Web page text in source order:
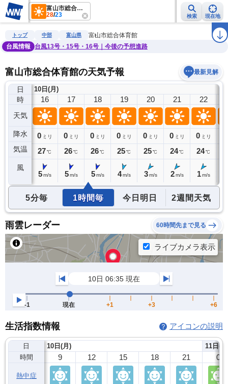
富山市総合体育館
28/23 検索 現在地
雨雲レーダー 台風情報 地震情報 警報・注意報 ラ
トップ 中部 富山県
富山市総合体育館
台風情報
台風13号・15号・16号｜今後の予想進路
富山市総合体育館の天気予報 最新見解
日
時
天気
降水
気温
風
10日(月)
15
0ミリ
28℃
16
0 ミリ
27℃
5 m/s
17
0 ミリ
26℃
5 m/s
18
0 ミリ
26℃
5 m/s
19
0 ミリ
25℃
4 m/s
20
0 ミリ
25℃
3 m/s
21
0 ミリ
24℃
2 m/s
22
0 ミリ
24℃
1 m/s
5分毎 1時間毎 今日明日 2週間天気
雨雲レーダー 60時間先まで見る
生活指数情報 アイコンの説明
日
時間
熱中症
10日(月)
9 12 15 18 21
11日(
0